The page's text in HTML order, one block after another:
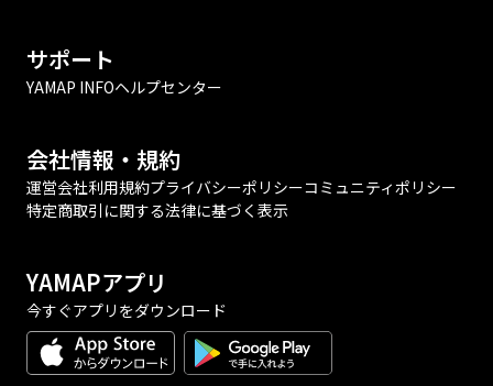
サポート
YAMAP INFOヘルプセンター
会社情報・規約
運営会社利用規約プライバシーポリシーコミュニティポリシー
特定商取引に関する法律に基づく表示
YAMAPアプリ
今すぐアプリをダウンロード